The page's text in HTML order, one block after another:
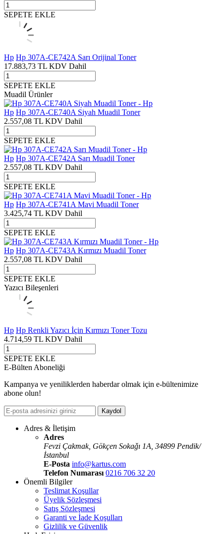
SEPETE EKLE
Hp Hp 307A-CE742A Sarı Orijinal Toner
17.883,73 TL KDV Dahil
SEPETE EKLE
Muadil Ürünler
Hp Hp 307A-CE740A Siyah Muadil Toner
2.557,08 TL KDV Dahil
SEPETE EKLE
Hp Hp 307A-CE742A Sarı Muadil Toner
2.557,08 TL KDV Dahil
SEPETE EKLE
Hp Hp 307A-CE741A Mavi Muadil Toner
3.425,74 TL KDV Dahil
SEPETE EKLE
Hp Hp 307A-CE743A Kırmızı Muadil Toner
2.557,08 TL KDV Dahil
SEPETE EKLE
Yazıcı Bileşenleri
Hp Hp Renkli Yazıcı İçin Kırmızı Toner Tozu
4.714,59 TL KDV Dahil
SEPETE EKLE
E-Bülten Aboneliği
Kampanya ve yeniliklerden haberdar olmak için e-bültenimize
abone olun!
Kaydol
Adres & İletişim
Adres
Fevzi Çakmak, Gökçen Sokaǧı 1A, 34899 Pendik/
İstanbul
E-Posta info@kartus.com
Telefon Numarası 0216 706 32 20
Önemli Bilgiler
Teslimat Koşullar
Üyelik Sözleşmesi
Satış Sözleşmesi
Garanti ve İade Koşulları
Gizlilik ve Güvenlik